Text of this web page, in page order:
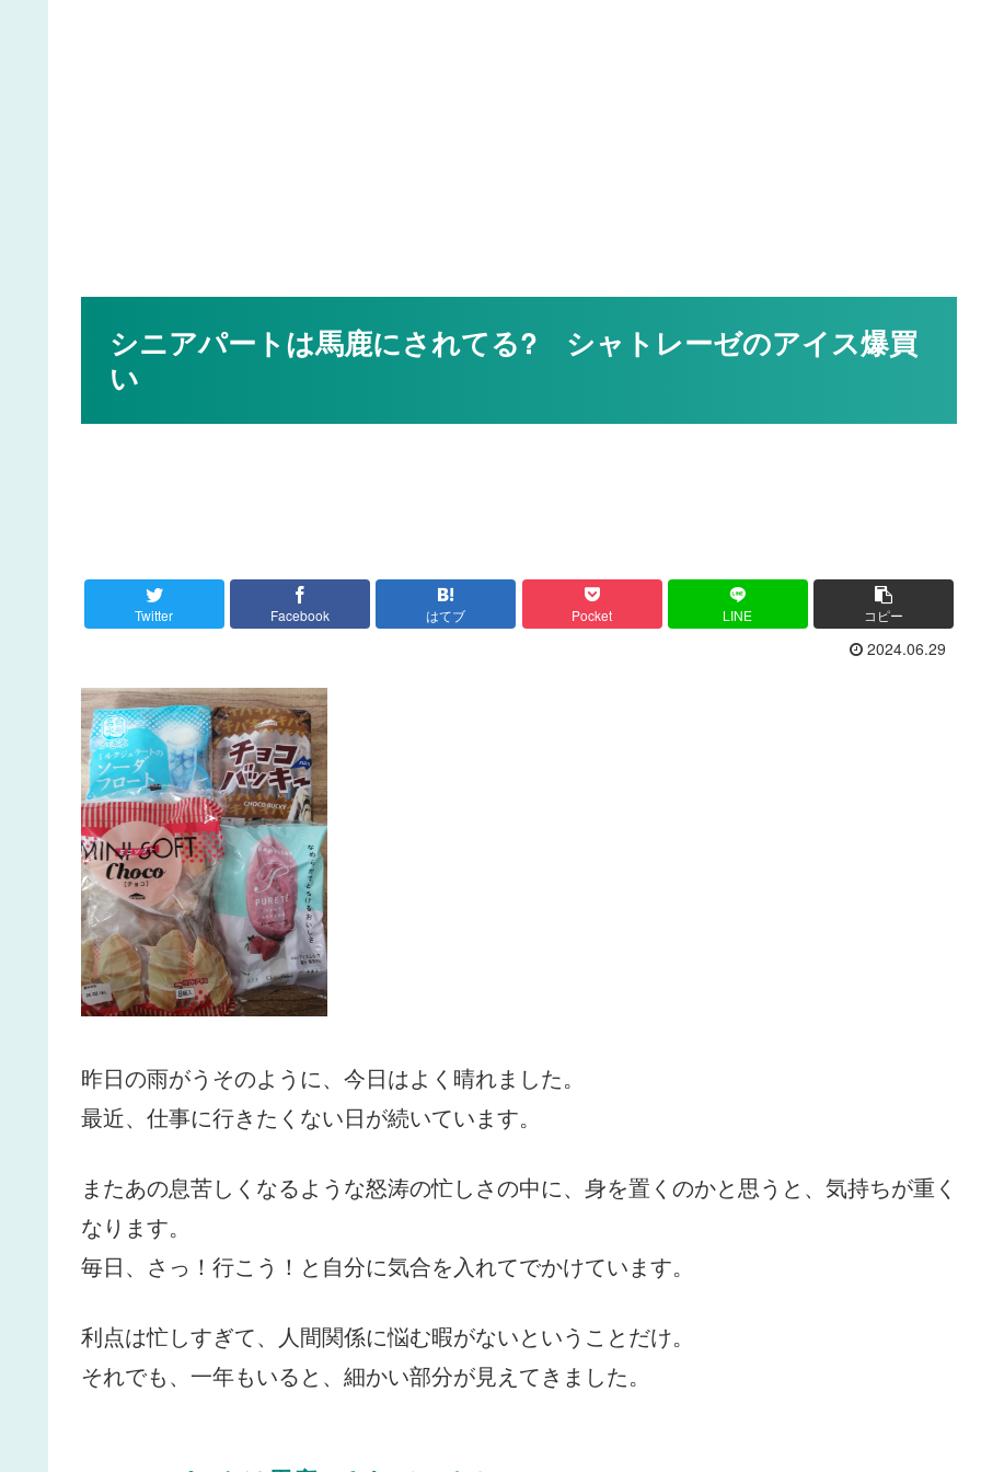
シニアパートは馬鹿にされてる? シャトレーゼのアイス爆買
い
Twitter Facebook はてブ Pocket LINE コピー
2024.06.29
昨日の雨がうそのように、今日はよく晴れました。
最近、仕事に行きたくない日が続いています。
またあの息苦しくなるような怒涛の忙しさの中に、身を置くのかと思うと、気持ちが重く
なります。
毎日、さっ！行こう！と自分に気合を入れてでかけています。
利点は忙しすぎて、人間関係に悩む暇がないということだけ。
それでも、一年もいると、細かい部分が見えてきました。